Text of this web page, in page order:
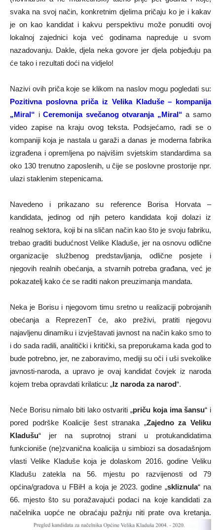
svaka na svoj način, konkretnim djelima pričaju ko je i kakav
je on kao kandidat i kakvu perspektivu može ponuditi ovoj
lokalnoj zajednici koja već godinama napreduje u svom
nazadovanju. Dakle, djela neka govore jer djela pobjeđuju pa
će tako i rezultati doći na vidjelo!
Nazivi ovih priča koje se klikom na naslov mogu pogledati su:
Pozitivna poslovna priča iz Velika Kladuše – kompanija
„Miral“ iCeremonija svečanog otvaranja „Miral“ a samo
video zapise na kraju ovog teksta. Podsjećamo, radi se o
kompaniji koja je nastala u garaži a danas je moderna fabrika
izgrađena i opremljena po najvišim svjetskim standardima sa
oko 130 trenutno zaposlenih, u čije se poslovne prostorije npr.
ulazi staklenim stepenicama.
Navedeno i prikazano su reference Borisa Horvata –
kandidata, jedinog od njih petero kandidata koji dolazi iz
realnog sektora, koji bi na sličan način kao što je svoju fabriku,
trebao graditi budućnost Velike Kladuše, jer na osnovu odlične
organizacije službenog predstavljanja, odlične posjete i
njegovih realnih obećanja, a stvarnih potreba građana, već je
pokazatelj kako će se raditi nakon preuzimanja mandata.
Neka je Borisu i njegovom timu sretno u realizaciji pobrojanih
obećanja a ReprezenT će, ako preživi, pratiti njegovu
najavljenu dinamiku i izvještavati javnost na način kako smo to
i do sada radili, analitički i kritički, sa preporukama kada god to
bude potrebno, jer, ne zaboravimo, mediji su oči i uši svekolike
javnosti-naroda, a upravo je ovaj kandidat čovjek iz naroda
kojem treba opravdati krilaticu: „Iz naroda za narod“.
Neće Borisu nimalo biti lako ostvariti „priču koja ima šansu“ i
pored podrške Koalicije šest stranaka „Zajedno za Veliku
Kladušu“ jer na suprotnoj strani u protukandidatima
funkcioniše (ne)zvanična koalicija u simbiozi sa dosadašnjom
vlasti Velike Kladuše koja je dolaskom 2016. godine Veliku
Kladušu zatekla na 56. mjestu po razvijenosti od 79
općina/gradova u FBiH a koja je 2023. godine „skliznula“ na
66. mjesto što su poražavajući podaci na koje kandidati za
načelnika uopće ne obraćaju pažnju niti prate ova kretanja.